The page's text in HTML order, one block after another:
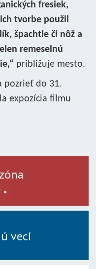
fresiek,
tvorbe použil
špachtle či nôž a
remeselnú
približuje mesto.
pozrieť do 31.
expozícia filmu
veci